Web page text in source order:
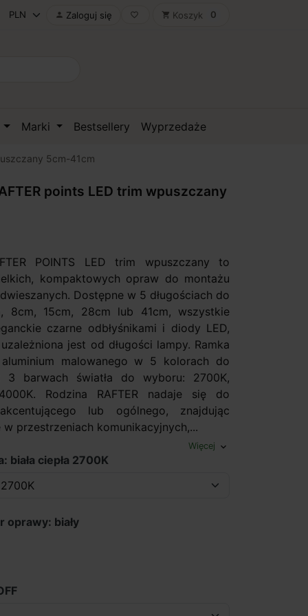
 Zaloguj się favorite_border shopping_cart Koszyk 0
Marki Bestsellery Wyprzedaże
5cm-41cm
points LED trim wpuszczany
POINTS LED trim wpuszczany to
kompaktowych opraw do montażu
Dostępne w 5 długościach do
8cm, 15cm, 28cm lub 41cm, wszystkie
czarne odbłyśnikami i diody LED,
jest od długości lampy. Ramka
malowanego w 5 kolorach do
3 barwach światła do wyboru: 2700K,
Rodzina RAFTER nadaje się do
lub ogólnego, znajdując
w przestrzeniach komunikacyjnych,...
Więcej expand_more
biała ciepła 2700K
oprawy: biały